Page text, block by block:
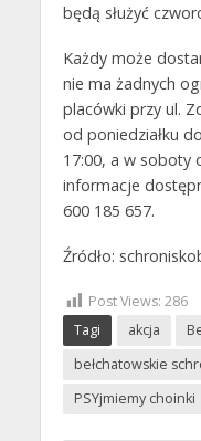
będą służyć
Każdy może
nie ma żadnych
placówki przy ul.
od poniedziałku
17:00, a w soboty
informacje
600 185 657.
Źródło:
Post Views: 286
Tagi
akcja
bełchatowskie
PSYjmiemy choinki